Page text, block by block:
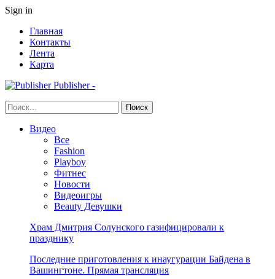
Sign in
Главная
Контакты
Лента
Карта
Publisher -
Видео
Все
Fashion
Playboy
Фитнес
Новости
Видеоигры
Beauty Девушки
Храм Дмитрия Солунского газифицировали к
празднику
Последние приготовления к инаугурации Байдена в
Вашингтоне. Прямая трансляция